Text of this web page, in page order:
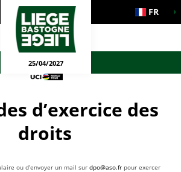
FR
25/04/2027
d’exercice des
droits
ou d’envoyer un mail sur dpo@aso.fr pour exercer